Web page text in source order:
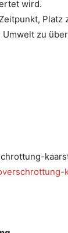
wird.
Platz
zu